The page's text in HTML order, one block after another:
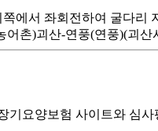
에서 좌회전하여 굴다
촌)괴산-연풍(연풍)(괴
요양보험 사이트와 심